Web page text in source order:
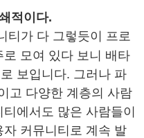
적이다.
티가 다 그렇듯이 프로
모여 있다 보니 배타
보입니다. 그러나 파
고 다양한 계층의 사람
에서도 많은 사람들이
커뮤니티로 계속 발